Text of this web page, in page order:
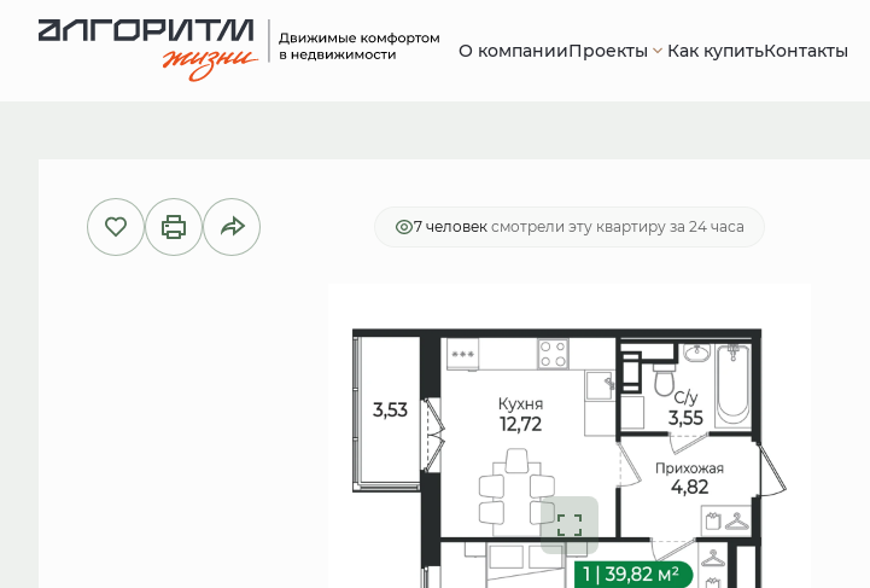
О компанииПроекты Как купитьКонтакты
1-комнатная 43.42 м 8 640 580 руб.Ипотекаот 25 140 руб./мес.
7 человек смотрели эту квартиру за 24 часа